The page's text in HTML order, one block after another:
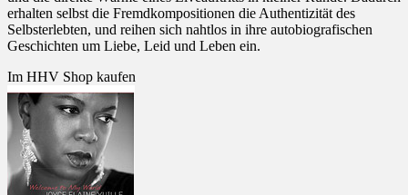
erhalten selbst die Fremdkompositionen die Authentizität des
Selbsterlebten, und reihen sich nahtlos in ihre autobiografischen
Geschichten um Liebe, Leid und Leben ein.
Im HHV Shop kaufen